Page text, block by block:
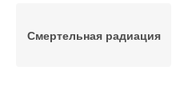
Смертельная радиация